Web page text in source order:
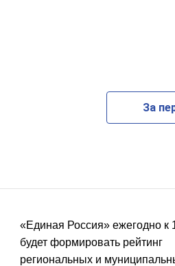
За
«Единая Россия» ежегодно к
будет формировать рейтинг
региональных и